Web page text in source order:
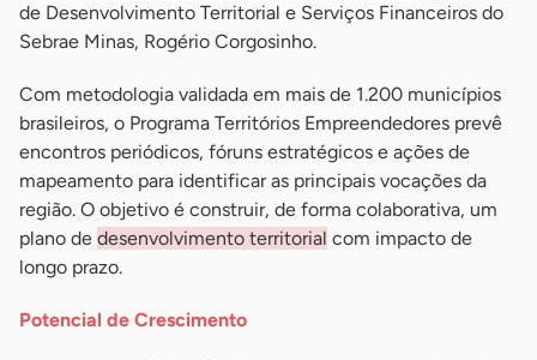
de Desenvolvimento Territorial e Serviços Financeiros do
Sebrae Minas, Rogério Corgosinho.
Com metodologia validada em mais de 1.200 municípios
brasileiros, o Programa Territórios Empreendedores prevê
encontros periódicos, fóruns estratégicos e ações de
mapeamento para identificar as principais vocações da
região. O objetivo é construir, de forma colaborativa, um
plano de desenvolvimento territorial com impacto de
longo prazo.
Potencial de Crescimento